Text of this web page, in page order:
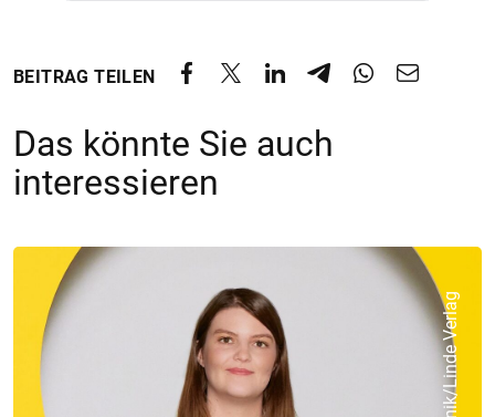
BEITRAG TEILEN
Das könnte Sie auch
interessieren